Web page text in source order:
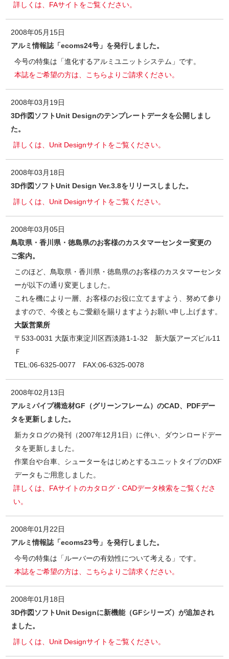
詳しくは、FAサイトをご覧ください。
2008年05月15日
アルミ情報誌「ecoms24号」を発行しました。
今号の特集は「進化するアルミユニットシステム」です。
本誌をご希望の方は、こちらよりご請求ください。
2008年03月19日
3D作図ソフトUnit Designのテンプレートデータを公開しまし
た。
詳しくは、Unit Designサイトをご覧ください。
2008年03月18日
3D作図ソフトUnit Design Ver.3.8をリリースしました。
詳しくは、Unit Designサイトをご覧ください。
2008年03月05日
鳥取県・香川県・徳島県のお客様のカスタマーセンター変更の
ご案内。
このほど、鳥取県・香川県・徳島県のお客様のカスタマーセンタ
ーが以下の通り変更しました。
これを機により一層、お客様のお役に立てますよう、努めて参り
ますので、今後ともご愛顧を賜りますようお願い申し上げます。
大阪営業所
〒533-0031 大阪市東淀川区西淡路1-1-32 新大阪アーズビル11
Ｆ
TEL:06-6325-0077 FAX:06-6325-0078
2008年02月13日
アルミパイプ構造材GF（グリーンフレーム）のCAD、PDFデー
タを更新しました。
新カタログの発刊（2007年12月1日）に伴い、ダウンロードデー
タを更新しました。
作業台や台車、シューターをはじめとするユニットタイプのDXF
データもご用意しました。
詳しくは、FAサイトのカタログ・CADデータ検索をご覧くださ
い。
2008年01月22日
アルミ情報誌「ecoms23号」を発行しました。
今号の特集は「ルーバーの有効性について考える」です。
本誌をご希望の方は、こちらよりご請求ください。
2008年01月18日
3D作図ソフトUnit Designに新機能（GFシリーズ）が追加され
ました。
詳しくは、Unit Designサイトをご覧ください。